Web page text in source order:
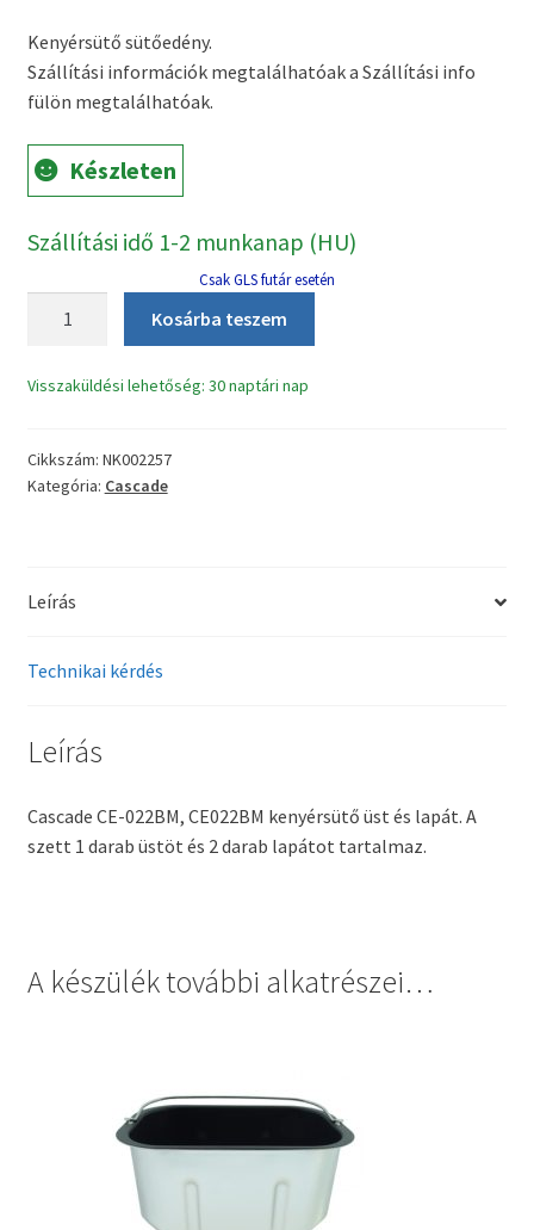
was:
22970 Ft.
Kenyérsütő sütőedény.
Szállítási információk megtalálhatóak a Szállítási info
fülön megtalálhatóak.
Készleten
Szállítási idő 1-2 munkanap (HU)
Csak GLS futár esetén
kenyérsütő
lapát
mennyiség
Kosárba teszem
Visszaküldési lehetőség: 30 naptári nap
Cikkszám: NK002257
Kategória: Cascade
Leírás
Technikai kérdés
Leírás
Cascade CE-022BM, CE022BM kenyérsütő üst és lapát. A
szett 1 darab üstöt és 2 darab lapátot tartalmaz.
A készülék további alkatrészei…